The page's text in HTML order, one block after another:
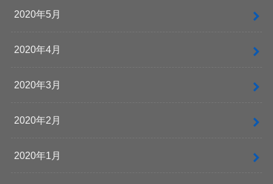
2020年5月
2020年4月
2020年3月
2020年2月
2020年1月